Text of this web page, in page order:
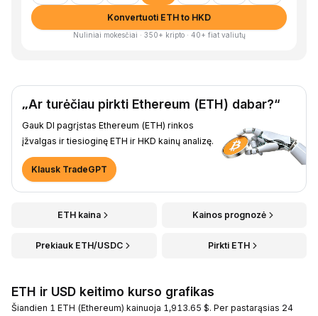
Konvertuoti ETH to HKD
Nuliniai mokesčiai · 350+ kripto · 40+ fiat valiutų
„Ar turėčiau pirkti Ethereum (ETH) dabar?“
Gauk DI pagrįstas Ethereum (ETH) rinkos
įžvalgas ir tiesioginę ETH ir HKD kainų analizę.
Klausk TradeGPT
ETH kaina Kainos prognozė
Prekiauk ETH/USDC Pirkti ETH
ETH ir USD keitimo kurso grafikas
Šiandien 1 ETH (Ethereum) kainuoja 1,913.65 $. Per pastarąsias 24